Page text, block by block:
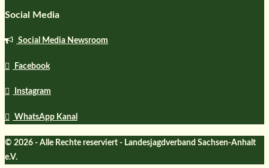
Social Media
Social Media Newsroom
Facebook
Instagram
WhatsApp Kanal
© 2026 - Alle Rechte reserviert - Landesjagdverband Sachsen-Anhalt
e.V.